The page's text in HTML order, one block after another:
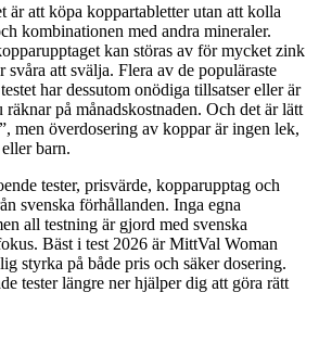
är att köpa koppartabletter utan att kolla
kombinationen med andra mineraler.
kan störas av för mycket zink
svåra att svälja. Flera av de populäraste
har dessutom onödiga tillsatser eller är
på månadskostnaden. Och det är lätt
men överdosering av koppar är ingen lek,
barn.
tester, prisvärde, kopparupptag och
svenska förhållanden. Inga egna
all testning är gjord med svenska
Bäst i test 2026 är MittVal Woman
styrka på både pris och säker dosering.
tester längre ner hjälper dig att göra rätt